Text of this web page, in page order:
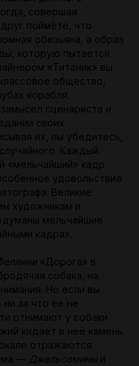
совершая
поймёте, что
обезьяна, а образ
которую пытается
«Титаник» вы
общество,
корабля.
сценариста и
своих
их, вы убедитесь,
Каждый
«мельчайший» кадр
удовольствие
Великие
художникам и
мельчайшие
кадрах.
«Дорога» в
собака, на
Но если вы
за что её не
отнимают у собаки
кидает в неё камень.
отражаются
— Джельсомины и